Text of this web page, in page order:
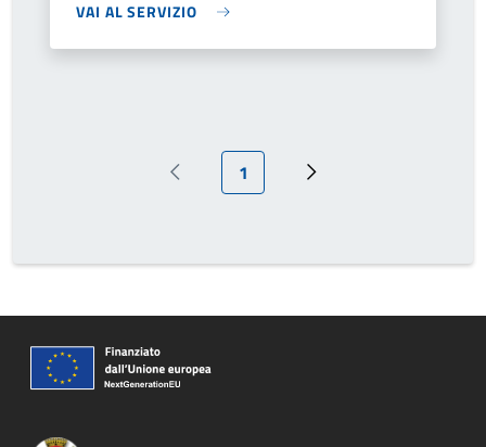
VAI AL SERVIZIO
Pagina precedente
Pagina attuale
1 Pagina successiva